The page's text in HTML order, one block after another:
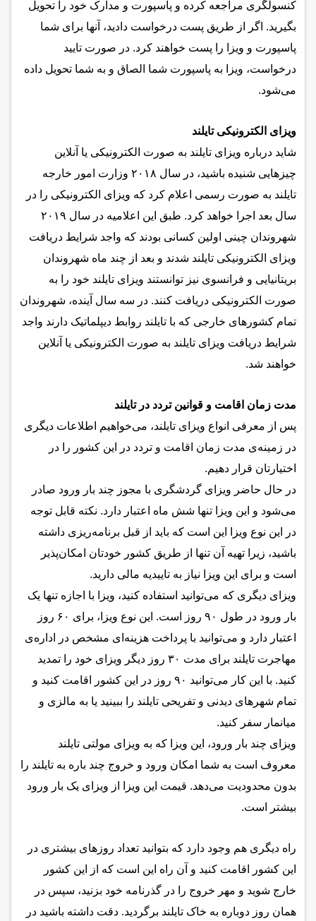
کنسولگری مراجعه کرده و پاسپورت و مدارک خود را تحویل
بگیرید. اگر از طریق پست درخواست دادید، آنها برای شما
پاسپورت و ویزا را پست خواهند کرد. در صورت تایید
درخواست، ویزا به پاسپورت شما الصاق و به شما تحویل داده
می‌شود.
ویزای الکترونیکی تایلند
شاید درباره‌ ویزای تایلند به صورت الکترونیکی یا آنلاین
چیزهایی شنیده باشید، در سال ۲۰۱۸ وزارت امور خارجه
تایلند به صورت رسمی اعلام کرد که ویزای الکترونیکی را در
سال بعد اجرا خواهد کرد. طبق این اعلامیه در سال ۲۰۱۹
شهروندان چینی اولین کسانی بودند که واجد شرایط دریافت
ویزای الکترونیکی تایلند شدند و بعد از چند ماه شهروندان
بریتانیایی و فرانسوی نیز توانستند ویزای تایلند خود را به
صورت الکترونیکی دریافت کنند. در سه سال آینده، شهروندان
تمام کشورهای خارجی که با تایلند روابط دیپلماتیک دارند واجد
شرایط دریافت ویزای تایلند به صورت الکترونیکی یا آنلاین
خواهند شد.
مدت زمان اقامت و قوانین تردد در تایلند
پس از معرفی انواع ویزای تایلند، می‌خواهیم اطلاعات دیگری
در زمینه‌ی مدت زمان اقامت و تردد در این کشور را در
اختیارتان قرار دهیم.
در حال حاضر ویزای گردشگری با مجوز چند بار ورود صادر
می‌شود و این ویزا تنها شش ماه اعتبار دارد. نکته‌ قابل توجه
در این نوع ویزا این است که باید از قبل برنامه‌ریزی داشته
باشید، زیرا تهیه آن تنها از طریق کشور خودتان امکان‌پذیر
است و برای این ویزا نیاز به تاییدیه مالی دارید.
ویزای دیگری که می‌توانید استفاده کنید، ویزا با اجازه تنها یک
بار ورود در طول ۹۰ روز است. این نوع ویزا، برای ۶۰ روز
اعتبار دارد و می‌توانید با پرداخت هزینه‌ای مشخص در اداره‌ی
مهاجرت تایلند برای مدت ۳۰ روز دیگر ویزای خود را تمدید
کنید. با این کار می‌توانید ۹۰ روز در این کشور اقامت کنید و
تمام شهرهای دیدنی و تفریحی تایلند را ببینید یا به مالزی و
میانمار سفر کنید.
ویزای چند بار ورود، این ویزا که به ویزای مولتی تایلند
معروف است به شما امکان ورود و خروج چند باره به تایلند را
بدون محدودیت می‌دهد. قیمت این ویزا از ویزای یک بار ورود
بیشتر است.
راه دیگری هم وجود دارد که بتوانید تعداد روزهای بیشتری در
این کشور اقامت کنید و آن راه این است که از این کشور
خارج شوید و مهر خروج را در گذرنامه‌ خود بزنید، سپس در
همان روز دوباره به خاک تایلند برگردید. دقت داشته باشید در